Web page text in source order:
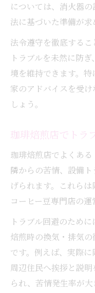
については、消火器
法に基づいた準備が求
法令遵守を徹底する
トラブルを未然に防
境を維持できます。
家のアドバイスを受
しょう。
珈琲焙煎店でトラ
珈琲焙煎店でよくあ
隣からの苦情、設備
げられます。これら
コーヒー豆専門店の運
トラブル回避のため
焙煎時の換気・排気
です。例えば、実際
周辺住民へ挨拶と説
られ、苦情発生率が大